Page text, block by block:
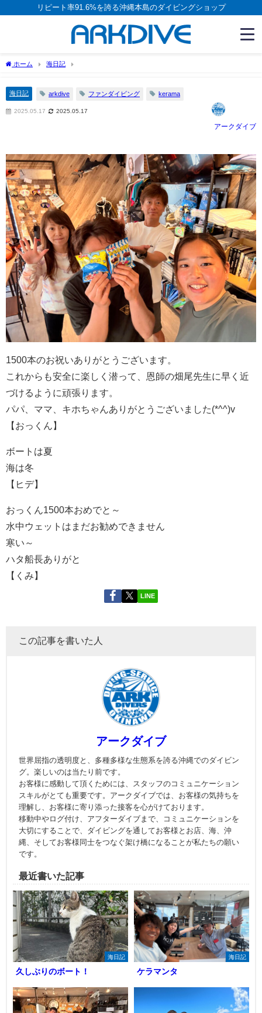
リピート率91.6%を誇る沖縄本島のダイビングショップ
ホーム 海日記
海日記 arkdive ファンダイビング kerama
2025.05.17 2025.05.17
アークダイブ
1500本のお祝いありがとうございます。
これからも安全に楽しく潜って、恩師の畑尾先生に早く近
づけるように頑張ります。
パパ、ママ、キホちゃんありがとうございました(*^^)v
【おっくん】
ボートは夏
海は冬
【ヒデ】
おっくん1500本おめでと～
水中ウェットはまだお勧めできません
寒い～
ハタ船長ありがと
【くみ】
LINE
この記事を書いた人
アークダイブ
世界屈指の透明度と、多種多様な生態系を誇る沖縄でのダイビン
グ。楽しいのは当たり前です。
お客様に感動して頂くためには、スタッフのコミュニケーション
スキルがとても重要です。アークダイブでは、お客様の気持ちを
理解し、お客様に寄り添った接客を心がけております。
移動中やログ付け、アフターダイブまで、コミュニケーションを
大切にすることで、ダイビングを通してお客様とお店、海、沖
縄、そしてお客様同士をつなぐ架け橋になることが私たちの願い
です。
最近書いた記事
海日記
久しぶりのボート！
海日記
ケラマンタ